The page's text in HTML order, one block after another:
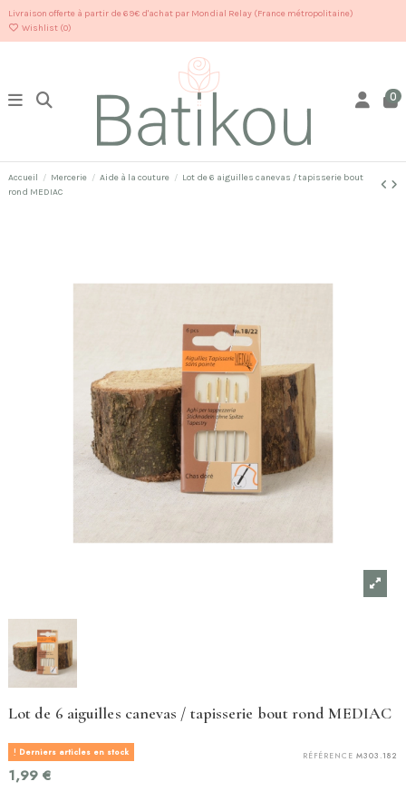
Livraison offerte à partir de 69€ d'achat par Mondial Relay (France métropolitaine)
Wishlist (0)
0
Accueil Mercerie Aide à la couture
Lot de 6 aiguilles canevas / tapisserie bout
rond MEDIAC
Lot de 6 aiguilles canevas / tapisserie bout rond MEDIAC
RÉFÉRENCE M303.182
Derniers articles en stock
1,99 €